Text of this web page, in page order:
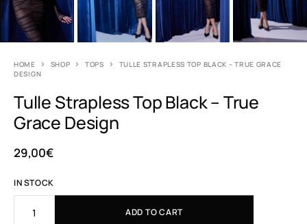
HOME SHOP TOPS
TULLE STRAPLESS TOP BLACK – TRUE GRACE
DESIGN
Tulle Strapless Top Black – True
Grace Design
29,00€
IN STOCK
ADD TO CART